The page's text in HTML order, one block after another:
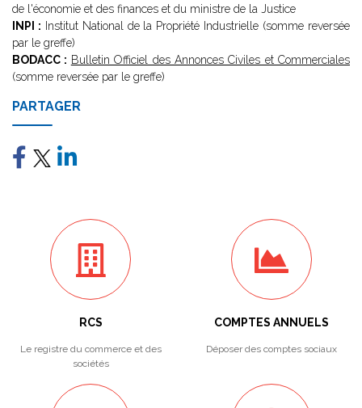
de l'économie et des finances et du ministre de la Justice
INPI : Institut National de la Propriété Industrielle (somme reversée
par le greffe)
BODACC : Bulletin Officiel des Annonces Civiles et Commerciales
(somme reversée par le greffe)
PARTAGER
RCS
Le registre du commerce et des
sociétés
COMPTES ANNUELS
Déposer des comptes sociaux